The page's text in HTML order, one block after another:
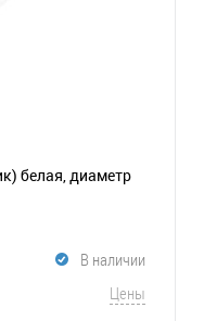
белая, диаметр
В наличии
Цены